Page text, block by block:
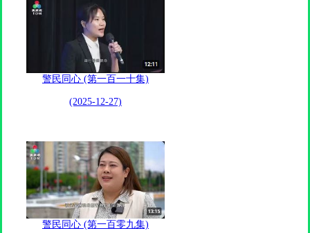
警民同心 (第一百一十集)
(2025-12-27)
警民同心 (第一百零九集)